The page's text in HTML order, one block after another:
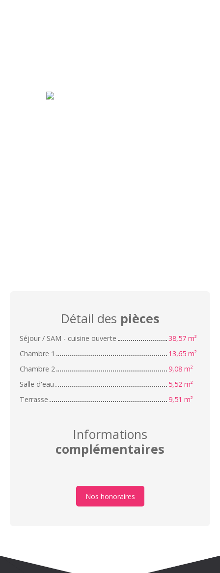
Détail des pièces
Séjour / SAM - cuisine ouverte
38,57 m²
Chambre 1
13,65 m²
Chambre 2
9,08 m²
Salle d'eau
5,52 m²
Terrasse
9,51 m²
Informations
complémentaires
Nos honoraires